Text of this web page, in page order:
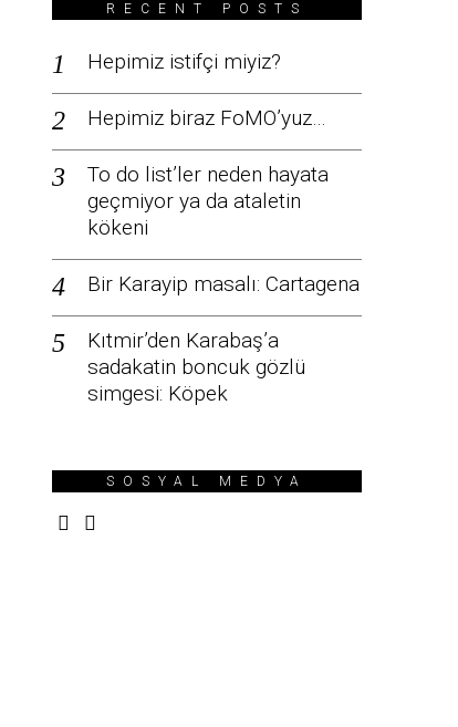
RECENT POSTS
Hepimiz istifçi miyiz?
Hepimiz biraz FoMO’yuz…
To do list’ler neden hayata
geçmiyor ya da ataletin
kökeni
Bir Karayip masalı: Cartagena
Kıtmir’den Karabaş’a
sadakatin boncuk gözlü
simgesi: Köpek
SOSYAL MEDYA